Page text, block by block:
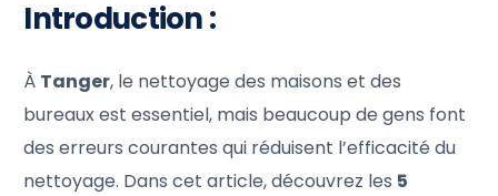
Introduction :
À Tanger, le nettoyage des maisons et des
bureaux est essentiel, mais beaucoup de gens font
des erreurs courantes qui réduisent l’efficacité du
nettoyage. Dans cet article, découvrez les 5